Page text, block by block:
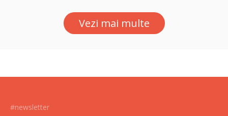
Petra Lärke
Vezi mai multe
#newsletter